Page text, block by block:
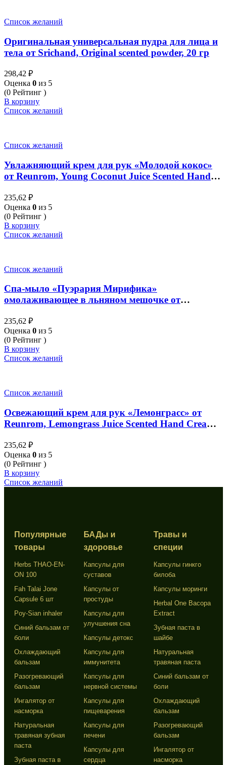
Список желаний
Оригинальная универсальная пудра для лица и
тела от Srichand, Original scented powder, 20 гр
298,42 ₽
Оценка 0 из 5
(0 Рейтинг )
В корзину
Список желаний
Список желаний
Увлажняющий крем для рук «Молодой кокос»
от Reunrom, Young Coconut Juice Scented Hand
235,62 ₽
Оценка 0 из 5
(0 Рейтинг )
В корзину
Список желаний
Список желаний
Спа-мыло «Пуэрария Мирифика»
омолаживающее в льняном мешочке от
235,62 ₽
Оценка 0 из 5
(0 Рейтинг )
В корзину
Список желаний
Список желаний
Освежающий крем для рук «Лемонграсс» от
Reunrom, Lemongrass Juice Scented Hand Cream,
235,62 ₽
Оценка 0 из 5
(0 Рейтинг )
В корзину
Список желаний
Популярные
товары
Herbs THAO-EN-
ON 100
Fah Talai Jone
Capsule 6 шт
Poy-Sian inhaler
Синий бальзам от
боли
Охлаждающий
бальзам
Разогревающий
бальзам
Ингалятор от
насморка
Натуральная
травяная зубная
паста
Зубная паста в
БАДы и
здоровье
Капсулы для
суставов
Капсулы от
простуды
Капсулы для
улучшения сна
Капсулы детокс
Капсулы для
иммунитета
Капсулы для
нервной системы
Капсулы для
пищеварения
Капсулы для
печени
Капсулы для
сердца
Травы и
специи
Капсулы гинкго
билоба
Капсулы моринги
Herbal One Bacopa
Extract
Зубная паста в
шайбе
Натуральная
травяная паста
Синий бальзам от
боли
Охлаждающий
бальзам
Разогревающий
бальзам
Ингалятор от
насморка